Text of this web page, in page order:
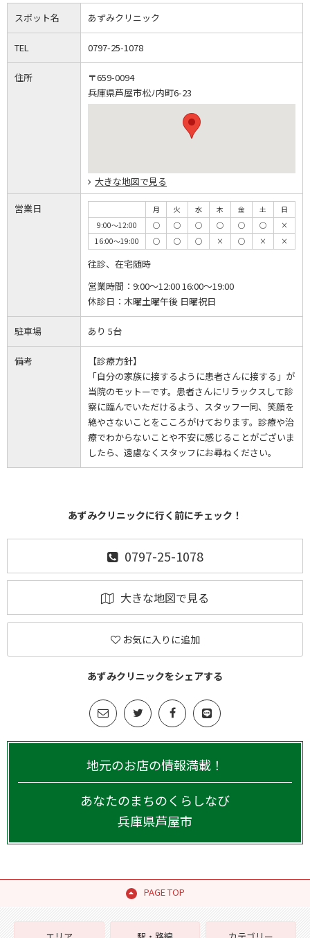
スポット名 あずみクリニック
TEL 0797-25-1078
住所
〒659-0094
兵庫県芦屋市松ﾉ内町6-23
大きな地図で見る
営業日 月 火 水 木 金 土
日
9:00～12:00
◯ ◯ ◯ ◯ ◯ ◯
×
16:00～19:00
◯ ◯ ◯ × ◯ × ×
往診、在宅随時
営業時間： 9:00～12:00 16:00～19:00
休診日： 木曜土曜午後 日曜祝日
駐車場 あり 5台
備考
【診療方針】
「自分の家族に接するように患者さんに接する」が
当院のモットーです。患者さんにリラックスして診
察に臨んでいただけるよう、スタッフ一同、笑顔を
絶やさないことをこころがけております。診療や治
療でわからないことや不安に感じることがございま
したら、遠慮なくスタッフにお尋ねください。
あずみクリニックに行く前にチェック！
0797-25-1078
大きな地図で見る
お気に入りに追加
あずみクリニックをシェアする
地元のお店の情報満載！
あなたのまちのくらしなび
兵庫県芦屋市
PAGE TOP